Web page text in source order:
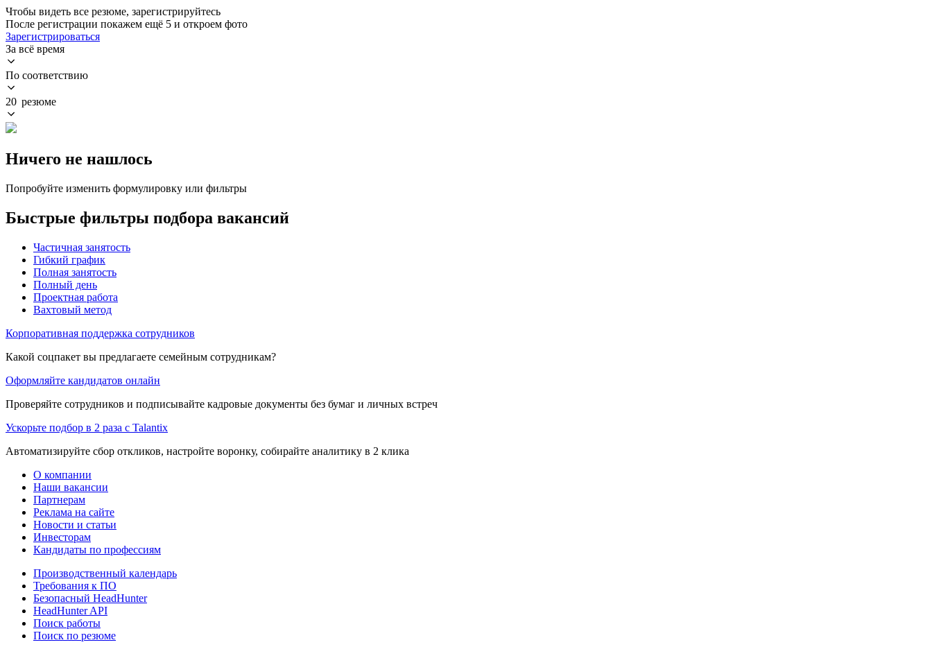
Чтобы видеть все резюме, зарегистрируйтесь
После регистрации покажем ещё 5 и откроем фото
Зарегистрироваться
За всё время
По соответствию
20 резюме
Ничего не нашлось
Попробуйте изменить формулировку или фильтры
Быстрые фильтры подбора вакансий
Частичная занятость
Гибкий график
Полная занятость
Полный день
Проектная работа
Вахтовый метод
Корпоративная поддержка сотрудников
Какой соцпакет вы предлагаете семейным сотрудникам?
Оформляйте кандидатов онлайн
Проверяйте сотрудников и подписывайте кадровые документы без бумаг и личных встреч
Ускорьте подбор в 2 раза с Talantix
Автоматизируйте сбор откликов, настройте воронку, собирайте аналитику в 2 клика
О компании
Наши вакансии
Партнерам
Реклама на сайте
Новости и статьи
Инвесторам
Кандидаты по профессиям
Производственный календарь
Требования к ПО
Безопасный HeadHunter
HeadHunter API
Поиск работы
Поиск по резюме